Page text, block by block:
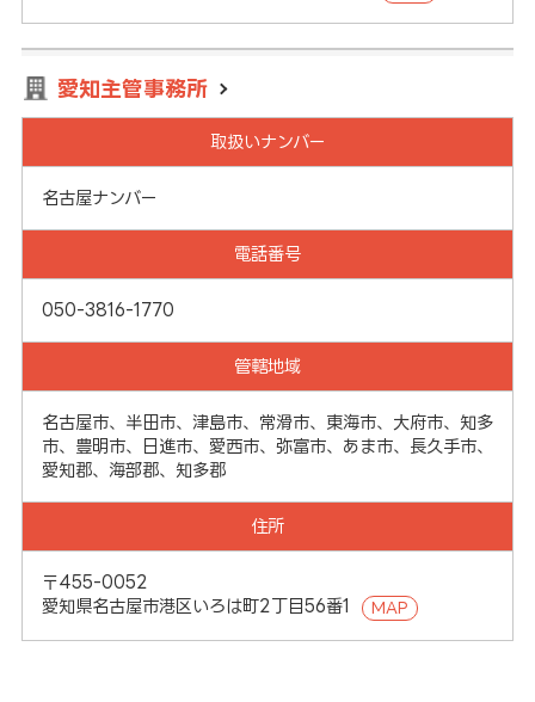
愛知主管事務所
取扱いナンバー
名古屋ナンバー
電話番号
050-3816-1770
管轄地域
名古屋市、半田市、津島市、常滑市、東海市、大府市、知多
市、豊明市、日進市、愛西市、弥富市、あま市、長久手市、
愛知郡、海部郡、知多郡
住所
〒455-0052
愛知県名古屋市港区いろは町2丁目56番1
MAP